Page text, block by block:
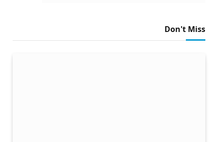
Don't Miss